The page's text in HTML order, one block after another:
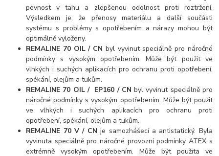
pevnost v tahu a zlepšenou odolnost proti roztržení.
Výsledkem je, že přenosy materiálu a další součásti
systému s problémy s opotřebením a nárazy mohou být
optimálně vyloženy.
REMALINE 70 OIL / CN byl vyvinut speciálně pro náročné
podmínky s vysokým opotřebením. Může být použit ve
vlhkých i suchých aplikacích pro ochranu proti opotřebení,
spékání, olejům a tukům.
REMALINE 70 OIL / EP160 / CN byl vyvinut speciálně pro
náročné podmínky s vysokým opotřebením. Může být použit
ve vlhkých i suchých aplikacích pro ochranu proti
opotřebení, spékání, olejům a tukům.
REMALINE 70 V / CN je samozhášecí a antistatický. Byla
vyvinuta speciálně pro náročné provozní podmínky ATEX s
extrémně vysokým opotřebením. Může být použita ve